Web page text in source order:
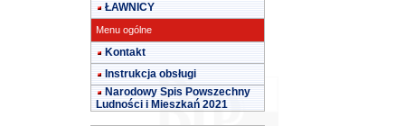
ŁAWNICY
Menu ogólne
Kontakt
Instrukcja obsługi
Narodowy Spis Powszechny
Ludności i Mieszkań 2021